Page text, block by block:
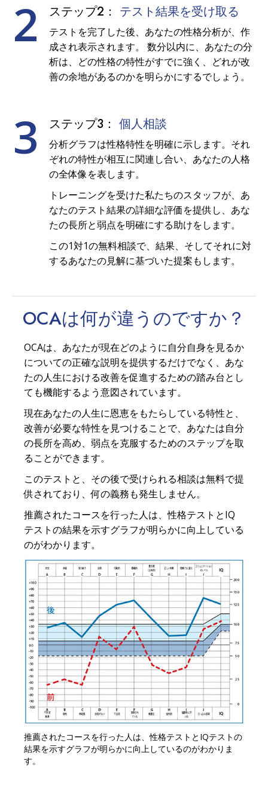
2 ステップ2： テスト結果を受け取る
テストを完了した後、あなたの性格分析が、作
成され表示されます。 数分以内に、あなたの分
析は、どの性格の特性がすでに強く、どれが改
善の余地があるのかを明らかにするでしょう。
3 ステップ3： 個人相談
分析グラフは性格特性を明確に示します。それ
ぞれの特性が相互に関連し合い、あなたの人格
の全体像を表します。
トレーニングを受けた私たちのスタッフが、あ
なたのテスト結果の詳細な評価を提供し、あな
たの長所と弱点を明確にする助けをします。
この1対1の無料相談で、結果、そしてそれに対
するあなたの見解に基づいた提案もします。
OCAは何が違う のですか？
OCAは、あなたが現在どのように自分自身を見るか
についての正確な説明を提供するだけでなく、あな
たの人生における改善を促進するための踏み台とし
ても機能するよう意図されています。
現在あなたの人生に恩恵をもたらしている特性と、
改善が必要な特性を見つけることで、あなたは自分
の長所を高め、弱点を克服するためのステップを取
ることができます。
このテストと、その後で受けられる相談は無料で提
供されており、何の義務も発生しません。
推薦されたコースを行った人は、性格テストとIQ
テストの結果を示すグラフが明らかに向上している
のがわかります。
推薦されたコースを行った人は、性格テストとIQテストの
結果を示すグラフが明らかに向上しているのがわかりま
す。